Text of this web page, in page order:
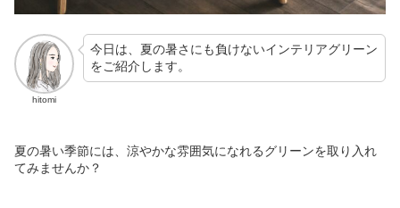
hitomi
今日は、夏の暑さにも負けないインテリアグリーン
をご紹介します。
夏の暑い季節には、涼やかな雰囲気になれるグリーンを取り入れ
てみませんか？